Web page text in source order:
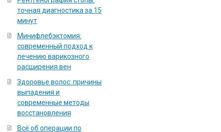
точная диагностика за 15
минут
Минифлебэктомия:
современный подход к
лечению варикозного
расширения вен
Здоровье волос: причины
выпадения и
современные методы
восстановления
Всё об операции по